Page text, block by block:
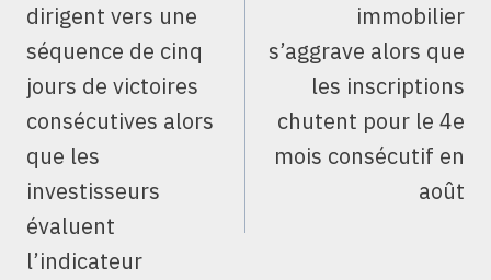
dirigent vers une
séquence de cinq
jours de victoires
consécutives alors
que les
investisseurs
évaluent
l’indicateur
immobilier
s’aggrave alors que
les inscriptions
chutent pour le 4e
mois consécutif en
août